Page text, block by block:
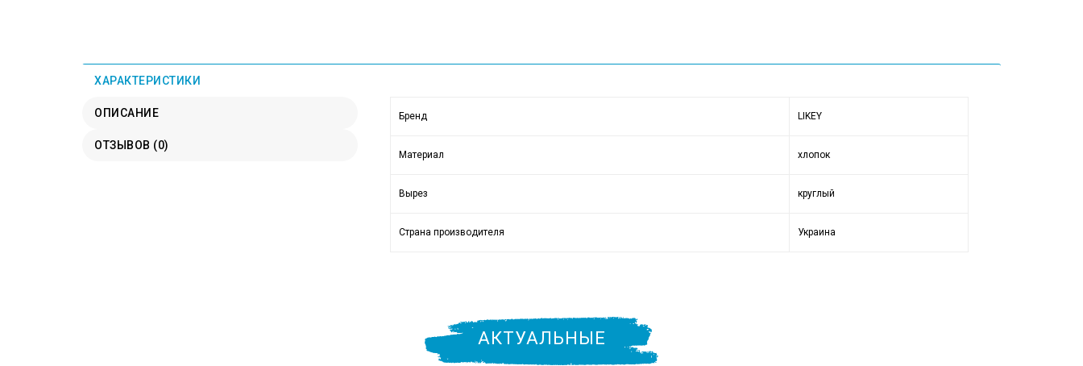
ХАРАКТЕРИСТИКИ
ОПИСАНИЕ
ОТЗЫВОВ (0)
Бренд LIKEY
Материал хлопок
Вырез круглый
Страна производителя Украина
АКТУАЛЬНЫЕ